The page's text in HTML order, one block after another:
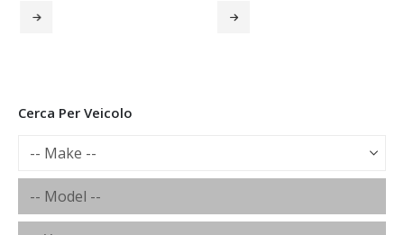
Cerca Per Veicolo